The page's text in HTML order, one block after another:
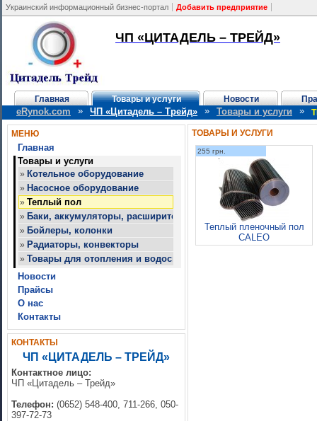
Украинский информационный бизнес-портал Добавить предприятие
ЧП «ЦИТАДЕЛЬ – ТРЕЙД»
Главная Товары и услуги Новости
eRynok.com » ЧП «Цитадель – Трейд» » Товары и услуги »
МЕНЮ
Главная
Товары и услуги
» Котельное оборудование
» Насосное оборудование
» Теплый пол
» Баки, аккумуляторы, расширительные баки
» Бойлеры, колонки
» Радиаторы, конвекторы
» Товары для отопления и водоснабжения
Новости
Прайсы
О нас
Контакты
КОНТАКТЫ
ЧП «ЦИТАДЕЛЬ – ТРЕЙД»
Контактное лицо:
ЧП «Цитадель – Трейд»
Телефон: (0652) 548-400, 711-266, 050-
397-72-73
ТОВАРЫ И УСЛУГИ
255 грн.
Теплый пленочный пол
CALEO